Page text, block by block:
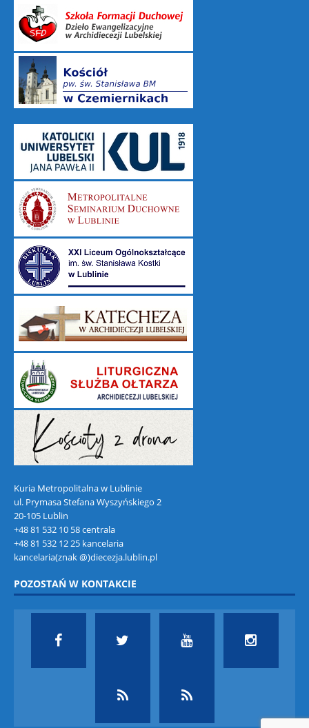
Kuria Metropolitalna w Lublinie
ul. Prymasa Stefana Wyszyńskiego 2
20-105 Lublin
+48 81 532 10 58 centrala
+48 81 532 12 25 kancelaria
kancelaria(znak @)diecezja.lublin.pl
POZOSTAŃ W KONTAKCIE